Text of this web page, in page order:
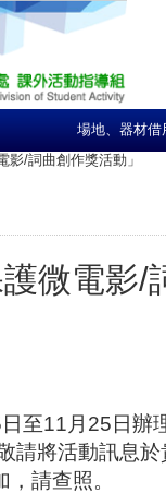
場地、器材借
影/詞曲創作獎活動」
護微電影/
至11月25日辦
請將活動訊息
，請查照。